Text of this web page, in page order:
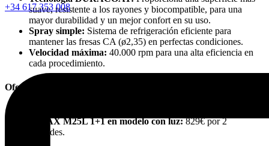
+34 617 353 008
suave, resistente a los rayones y biocompatible, para una
mayor durabilidad y un mejor confort en su uso.
Spray simple: Sistema de refrigeración eficiente para
mantener las fresas CA (ø2,35) en perfectas condiciones.
Velocidad máxima: 40.000 rpm para una alta eficiencia en
cada procedimiento.
Oferta especial: ¡No la deje escapar!
S-MAX M25L 1+1 en modelo con luz:829€ por 2
unidades.